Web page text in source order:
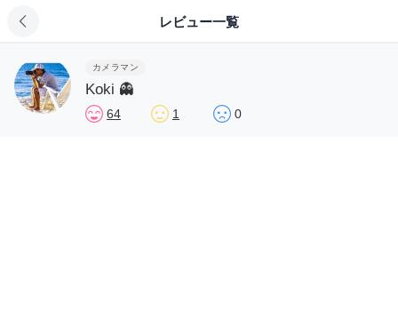
レビュー一覧
カメラマン
Koki 👻
64 1 0